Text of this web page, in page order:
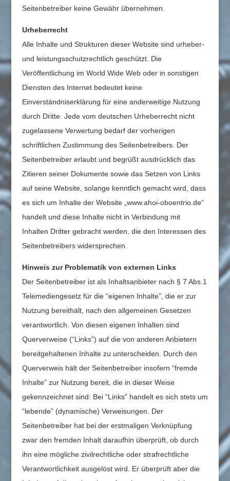
Seitenbetreiber keine Gewähr übernehmen.
Urheberrecht
Alle Inhalte und Strukturen dieser Website sind urheber-
und leistungsschutzrechtlich geschützt. Die
Veröffentlichung im World Wide Web oder in sonstigen
Diensten des Internet bedeutet keine
Einverständniserklärung für eine anderweitige Nutzung
durch Dritte. Jede vom deutschen Urheberrecht nicht
zugelassene Verwertung bedarf der vorherigen
schriftlichen Zustimmung des Seitenbetreibers. Der
Seitenbetreiber erlaubt und begrüßt ausdrücklich das
Zitieren seiner Dokumente sowie das Setzen von Links
auf seine Website, solange kenntlich gemacht wird, dass
es sich um Inhalte der Website „www.ahoi-oboentrio.de“
handelt und diese Inhalte nicht in Verbindung mit
Inhalten Dritter gebracht werden, die den Interessen des
Seitenbetreibers widersprechen.
Hinweis zur Problematik von externen Links
Der Seitenbetreiber ist als Inhaltsanbieter nach § 7 Abs.1
Telemediengesetz für die “eigenen Inhalte”, die er zur
Nutzung bereithält, nach den allgemeinen Gesetzen
verantwortlich. Von diesen eigenen Inhalten sind
Querverweise (“Links”) auf die von anderen Anbietern
bereitgehaltenen Inhalte zu unterscheiden. Durch den
Querverweis hält der Seitenbetreiber insofern “fremde
Inhalte” zur Nutzung bereit, die in dieser Weise
gekennzeichnet sind: Bei “Links” handelt es sich stets um
“lebende” (dynamische) Verweisungen. Der
Seitenbetreiber hat bei der erstmaligen Verknüpfung
zwar den fremden Inhalt daraufhin überprüft, ob durch
ihn eine mögliche zivilrechtliche oder strafrechtliche
Verantwortlichkeit ausgelöst wird. Er überprüft aber die